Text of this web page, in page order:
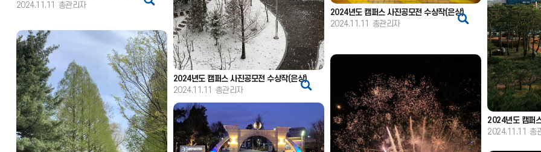
2024.11.11
총관리자
2024년도 캠퍼스 사진공모전 수상작(은상)
2024.11.11
총관리자
2024년도 캠퍼스 사진공모전 수상작(은상)
2024.11.11
총관리자
2024년도 캠퍼
2024.11.11 총